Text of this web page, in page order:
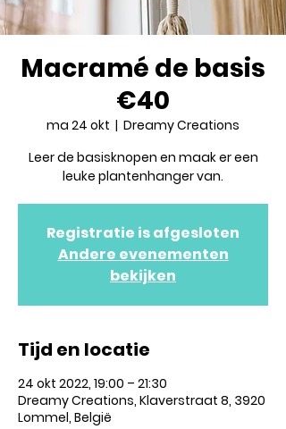
Macramé de basis
€40
ma 24 okt
  |
Dreamy Creations
Leer de basisknopen en maak er een
leuke plantenhanger van.
Registratie is afgesloten
Andere evenementen
bekijken
Tijd en locatie
24 okt 2022, 19:00 – 21:30
Dreamy Creations, Klaverstraat 8, 3920
Lommel, België